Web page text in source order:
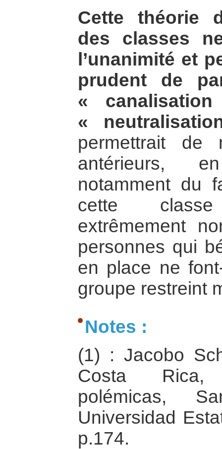
Cette théorie
des classes
l’unanimité et
prudent de
«
«
permettrait de
antérieurs,
notamment du
cette
extrêmement
personnes qui
en place ne
groupe restreint
Notes :
(1) : Jacobo
Costa Rica,
polémicas,
Universidad
p.174.